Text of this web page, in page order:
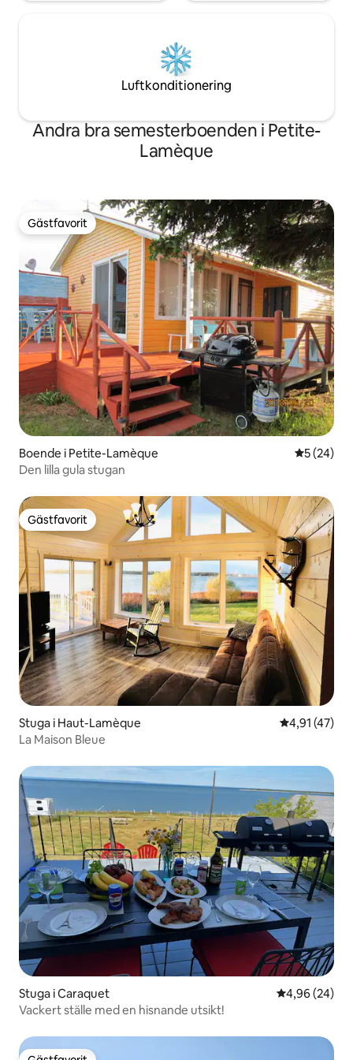
Luftkonditionering
Andra bra semesterboenden i Petite-
Lamèque
Gästfavorit
Gästfavorit
Boende i Petite-Lamèque 5 av 5 i
5 (24)
Den lilla gula stugan
Gästfavorit
Gästfavorit
Stuga i Haut-Lamèque 4,91 av 5 i
4,91 (47)
La Maison Bleue
Stuga i Caraquet 4,96 av 5 i
4,96 (24)
Vackert ställe med en hisnande utsikt!